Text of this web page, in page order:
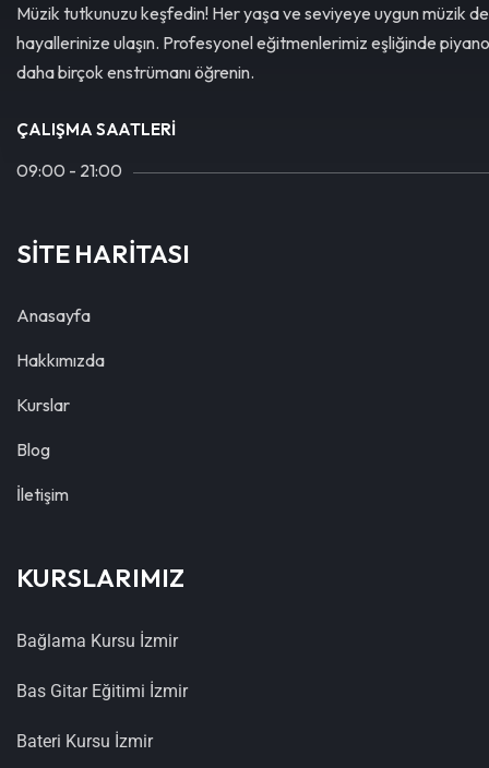
Müzik tutkunuzu keşfedin! Her yaşa ve seviyeye uygun müzik
hayallerinize ulaşın. Profesyonel eğitmenlerimiz eşliğinde
daha birçok enstrümanı öğrenin.
ÇALIŞMA SAATLERI
09:00 - 21:00
SİTE HARİTASI
Anasayfa
Hakkımızda
Kurslar
Blog
İletişim
KURSLARIMIZ
Bağlama Kursu İzmir
Bas Gitar Eğitimi İzmir
Bateri Kursu İzmir